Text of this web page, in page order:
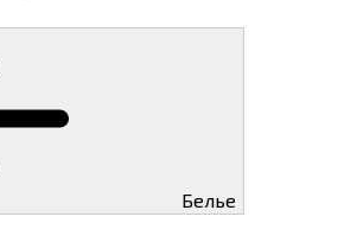
Белье